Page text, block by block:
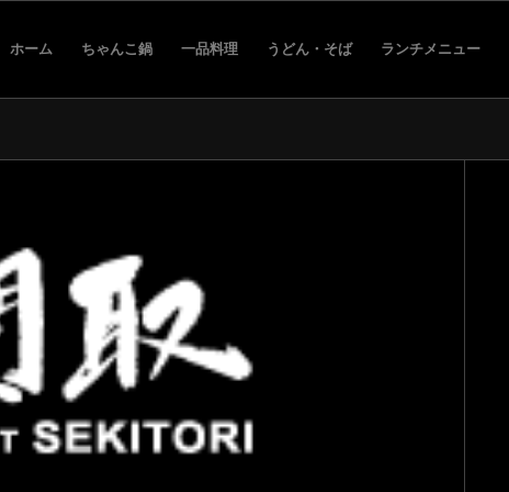
ホーム ちゃんこ鍋 一品料理 うどん・そば ランチメニュー